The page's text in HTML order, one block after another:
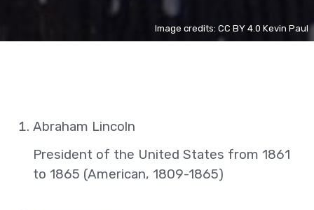
Image credits: CC BY 4.0 Kevin Paul
Abraham Lincoln
President of the United States from 1861
to 1865 (American, 1809-1865)